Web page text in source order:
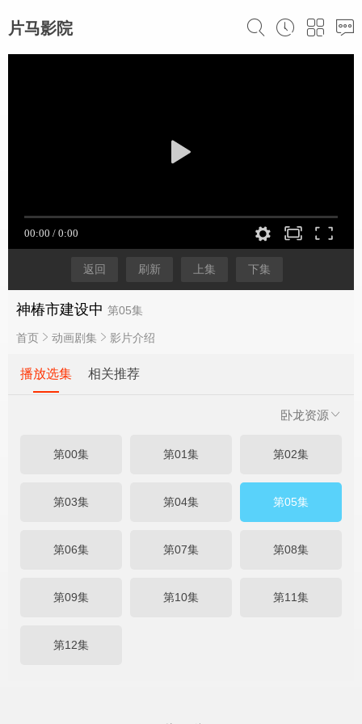
片马影院
返回 刷新 上集 下集
神椿市建设中 第05集
首页 动画剧集 影片介绍
播放选集 相关推荐
卧龙资源
第00集 第01集 第02集
第03集 第04集 第05集
第06集 第07集 第08集
第09集 第10集 第11集
第12集